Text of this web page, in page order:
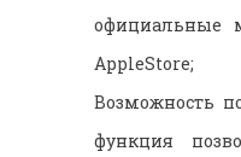
официальные
AppleStore;
Возможность
функция